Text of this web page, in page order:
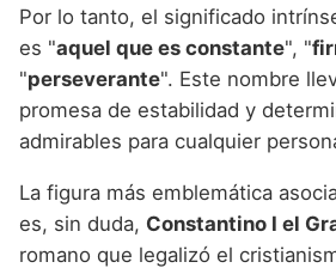
Por lo tanto, el significado
es "aquel que es constante", "
"perseverante". Este nombre
promesa de estabilidad y
admirables para cualquier
La figura más emblemática
es, sin duda, Constantino I el
romano que legalizó el